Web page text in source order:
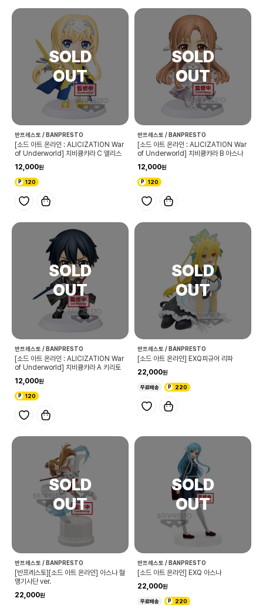
반프레스토 / BANPRESTO
[소드 아트 온라인 : ALICIZATION War
of Underworld] 치비큥캬라 C 앨리스
12,000
120
반프레스토 / BANPRESTO
[소드 아트 온라인 : ALICIZATION War
of Underworld] 치비큥캬라 B 아스나
12,000
120
반프레스토 / BANPRESTO
[소드 아트 온라인 : ALICIZATION War
of Underworld] 치비큥캬라 A 키리토
12,000
120
반프레스토 / BANPRESTO
[소드 아트 온라인] EXQ피규어 리파
22,000
무료배송 220
반프레스토 / BANPRESTO
[반프레스토][소드 아트 온라인] 아스나 혈
맹기사단 ver.
22,000
반프레스토 / BANPRESTO
[소드 아트 온라인] EXQ 아스나
22,000
무료배송 220